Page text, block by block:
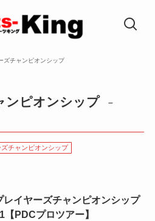
ズチャンピオンシップ
ンピオンシップ
–
チャンピオンシップ
レイヤーズチャンピオンシップ
【PDCプロツアー】